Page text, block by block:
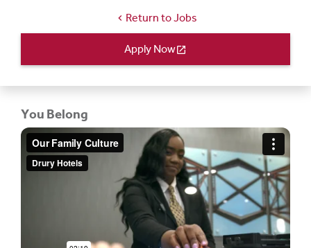
chevron_left Return to Jobs
Apply Nowopen_in_new
You Belong